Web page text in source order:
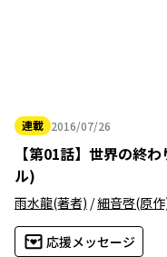
連載 2016/07/26
2016年07月26日
【第01話】 世界の終わ
ル)
雨水龍(著者) /細音啓(原
応援メッセージ